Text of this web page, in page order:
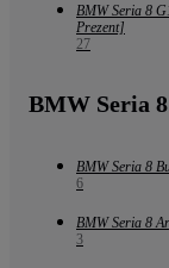
BMW Seria 8
Prezent]
27
BMW Seria
BMW Seria 8
6
BMW Seria 8
3